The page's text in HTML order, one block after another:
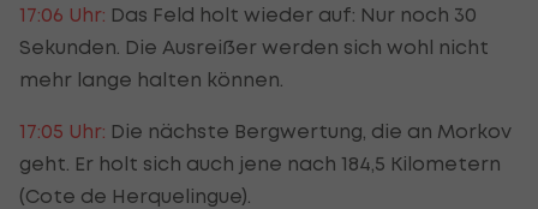
17:06 Uhr: Das Feld holt wieder auf: Nur noch 30
Sekunden. Die Ausreißer werden sich wohl nicht
mehr lange halten können.
17:05 Uhr: Die nächste Bergwertung, die an Morkov
geht. Er holt sich auch jene nach 184,5 Kilometern
(Cote de Herquelingue).